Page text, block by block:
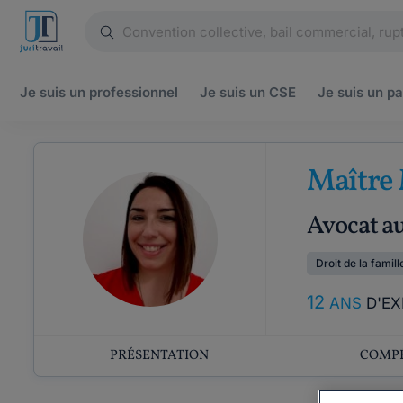
Je suis un professionnel Je suis un CSE Je suis un
Maître
Avocat
Droit de la
12 ANS
PRÉSENTATION